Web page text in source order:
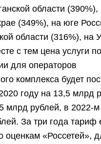
области (390%),
(349%), на юге
области (316%), на
с тем цена услуги
для операторов
комплекса будет
году на 13,5 млрд
млрд рублей, в 2022-
За три года тариф
оценкам «Россетей»,